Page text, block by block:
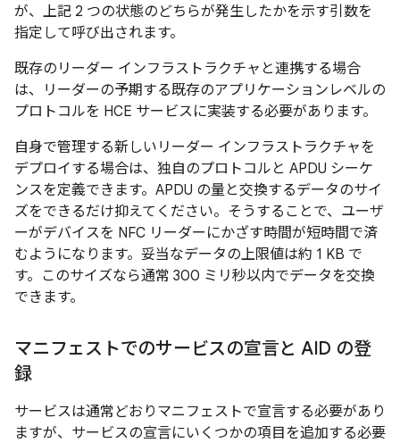
が、上記 2 つの状態のどちらが発生したかを示す引数を
指定して呼び出されます。
既存のリーダー インフラストラクチャと連携する場合
は、リーダーの予期する既存のアプリケーションレベルの
プロトコルを HCE サービスに実装する必要があります。
自身で管理する新しいリーダー インフラストラクチャを
デプロイする場合は、独自のプロトコルと APDU シーケ
ンスを定義できます。APDU の量と交換するデータのサイ
ズをできるだけ抑えてください。そうすることで、ユーザ
ーがデバイスを NFC リーダーにかざす時間が短時間で済
むようになります。妥当なデータの上限値は約 1 KB で
す。このサイズなら通常 300 ミリ秒以内でデータを交換
できます。
マニフェストでのサービスの宣言と AID の登
録
サービスは通常どおりマニフェストで宣言する必要があり
ますが、サービスの宣言にいくつかの項目を追加する必要